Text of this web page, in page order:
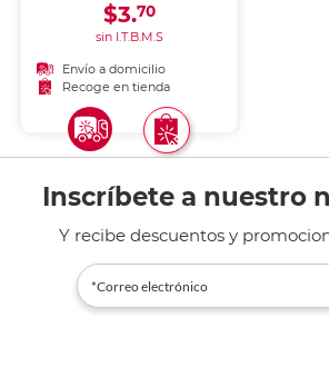
$3.70
sin I.T.B.M.S
Envío a domicilio
Recoge en tienda
Inscríbete a nuestro
Y recibe descuentos y